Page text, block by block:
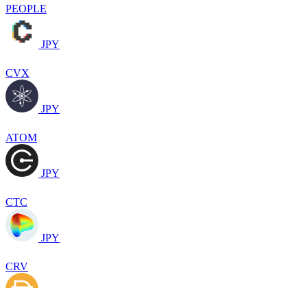
PEOPLE
JPY
CVX
JPY
ATOM
JPY
CTC
JPY
CRV